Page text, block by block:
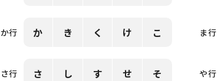
か行 か き く け こ
さ行 さ し す せ そ
ま行
や行